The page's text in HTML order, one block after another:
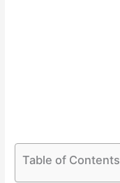
Table of Contents